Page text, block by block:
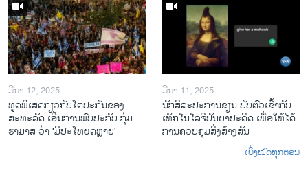
ມີນາ 12, 2025
ທູດພິິເສດກ່ຽວກັບໂຕປະກັນຂອງ
ສະຫະລັດ ເອີ້ນການພົບປະກັບ ກຸ່ມ
ຮາມາສ ວ່າ 'ມີປະໂຫຍດຫຼາຍ'
ມີນາ 11, 2025
ນັກ​ສິ​ລະ​ປະ​ການ​ຂຽນ ປັບ​ຕົວ​ເຂົ້າ​ກັບ​
ເທັກ​ໂນ​ໂລ​ຈີ​ປັນ​ຍາ​ປະ​ດິດ ເພື່ອ​ໃຫ້​ໄດ້​
ກ​ານ​ຄວບ​ຄຸມ​ສິ່ງ​ສ້າງ​ສັນ
ເບິ່ງໝົດທຸກຕອນ